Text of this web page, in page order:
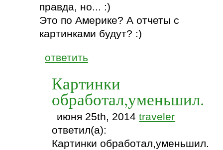
правда, но... :)
Это по Америке? А отчеты с
картинками будут? :)
ответить
Картинки
обработал,уменьшил.
июня 25th, 2014traveler
ответил(а):
Картинки обработал,уменьшил.